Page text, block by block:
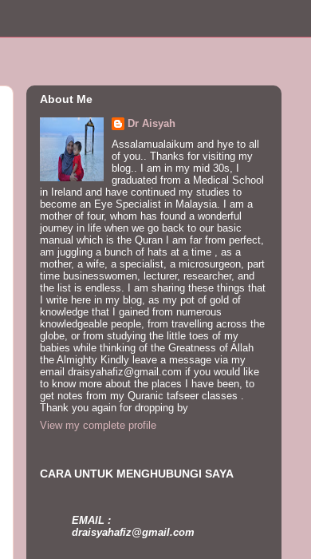
About Me
Dr Aisyah
Assalamualaikum and hye to all
of you.. Thanks for visiting my
blog.. I am in my mid 30s, I
graduated from a Medical School
in Ireland and have continued my studies to
become an Eye Specialist in Malaysia. I am a
mother of four, whom has found a wonderful
journey in life when we go back to our basic
manual which is the Quran I am far from perfect,
am juggling a bunch of hats at a time , as a
mother, a wife, a specialist, a microsurgeon, part
time businesswomen, lecturer, researcher, and
the list is endless. I am sharing these things that
I write here in my blog, as my pot of gold of
knowledge that I gained from numerous
knowledgeable people, from travelling across the
globe, or from studying the little toes of my
babies while thinking of the Greatness of Allah
the Almighty Kindly leave a message via my
email draisyahafiz@gmail.com if you would like
to know more about the places I have been, to
get notes from my Quranic tafseer classes .
Thank you again for dropping by
View my complete profile
CARA UNTUK MENGHUBUNGI SAYA
EMAIL :
draisyahafiz@gmail.com